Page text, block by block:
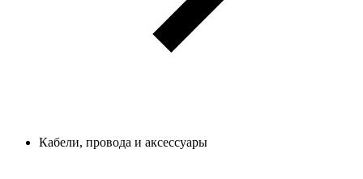
Кабели, провода и аксессуары